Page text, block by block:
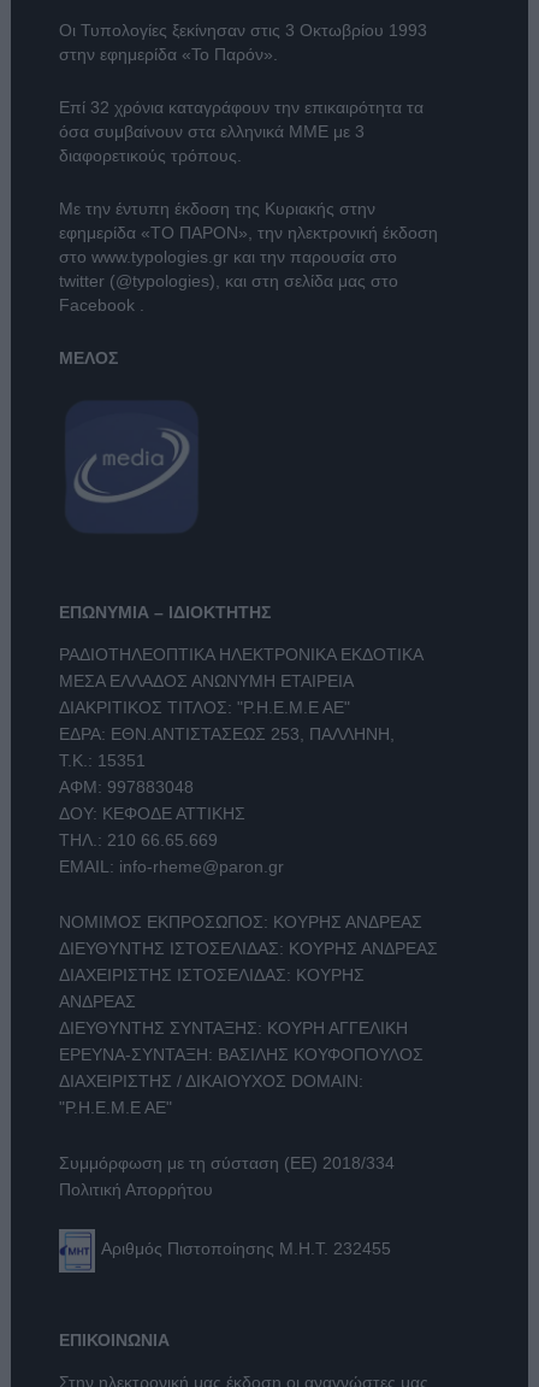
Οι Τυπολογίες ξεκίνησαν στις 3 Οκτωβρίου 1993
στην εφημερίδα «Το Παρόν».
Επί 32 χρόνια καταγράφουν την επικαιρότητα τα
όσα συμβαίνουν στα ελληνικά ΜΜΕ με 3
διαφορετικούς τρόπους.
Με την έντυπη έκδοση της Κυριακής στην
εφημερίδα «ΤΟ ΠΑΡΟΝ» , την ηλεκτρονική έκδοση
στο www.typologies.grκαι την παρουσία στο
twitter (@typologies) , και στη σελίδα μας στο
Facebook
ΜΕΛΟΣ
ΕΠΩΝΥΜΙΑ – ΙΔΙΟΚΤΗΤΗΣ
ΡΑΔΙΟΤΗΛΕΟΠΤΙΚΑ ΗΛΕΚΤΡΟΝΙΚΑ ΕΚΔΟΤΙΚΑ
ΜΕΣΑ ΕΛΛΑΔΟΣ ΑΝΩΝΥΜΗ ΕΤΑΙΡΕΙΑ
ΔΙΑΚΡΙΤΙΚΟΣ ΤΙΤΛΟΣ: "Ρ.Η.Ε.Μ.Ε ΑΕ"
ΕΔΡΑ: ΕΘΝ.ΑΝΤΙΣΤΑΣΕΩΣ 253, ΠΑΛΛΗΝΗ,
Τ.Κ.: 15351
ΑΦΜ: 997883048
ΔΟΥ: ΚΕΦΟΔΕ ΑΤΤΙΚΗΣ
ΤΗΛ.: 210 66.65.669
EMAIL: info-rheme@paron.gr
ΝΟΜΙΜΟΣ ΕΚΠΡΟΣΩΠΟΣ: ΚΟΥΡΗΣ ΑΝΔΡΕΑΣ
ΔΙΕΥΘΥΝΤΗΣ ΙΣΤΟΣΕΛΙΔΑΣ: ΚΟΥΡΗΣ ΑΝΔΡΕΑΣ
ΔΙΑΧΕΙΡΙΣΤΗΣ ΙΣΤΟΣΕΛΙΔΑΣ: ΚΟΥΡΗΣ
ΑΝΔΡΕΑΣ
ΔΙΕΥΘΥΝΤΗΣ ΣΥΝΤΑΞΗΣ: ΚΟΥΡΗ ΑΓΓΕΛΙΚΗ
ΕΡΕΥΝΑ-ΣΥΝΤΑΞΗ: ΒΑΣΙΛΗΣ ΚΟΥΦΟΠΟΥΛΟΣ
ΔΙΑΧΕΙΡΙΣΤΗΣ / ΔΙΚΑΙΟΥΧΟΣ DOMAIN:
"Ρ.Η.Ε.Μ.Ε ΑΕ"
Συμμόρφωση με τη σύσταση (ΕΕ) 2018/334
Πολιτική Απορρήτου
Αριθμός Πιστοποίησης Μ.Η.Τ. 232455
ΕΠΙΚΟΙΝΩΝΙΑ
Στην ηλεκτρονική μας έκδοση οι αναγνώστες μας